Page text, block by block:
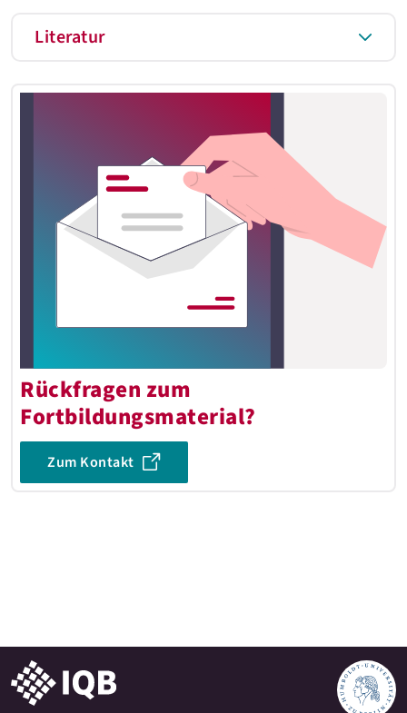
Literatur
Rückfragen zum
Fortbildungsmaterial?
Zum Kontakt